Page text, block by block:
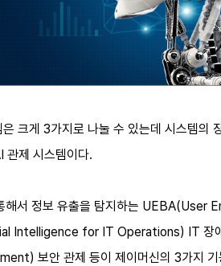
크게 3가지로 나눌 수 있는데 시스템의
관제 시스템이다.
해서 정보 유출을 탐지하는
Intelligence for IT Operations) IT 장
보안 관제 등이 제이머신의 3가지 기